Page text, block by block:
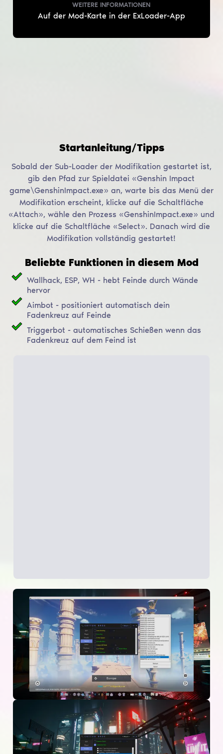
WEITERE INFORMATIONEN
Auf der Mod-Karte in der ExLoader-App
Startanleitung/Tipps
Sobald der Sub-Loader der Modifikation gestartet ist,
gib den Pfad zur Spieldatei «Genshin Impact
game\GenshinImpact.exe» an, warte bis das Menü der
Modifikation erscheint, klicke auf die Schaltfläche
«Attach», wähle den Prozess «GenshinImpact.exe» und
klicke auf die Schaltfläche «Select». Danach wird die
Modifikation vollständig gestartet!
Beliebte Funktionen in diesem Mod
Wallhack, ESP, WH - hebt Feinde durch Wände
hervor
Aimbot - positioniert automatisch dein
Fadenkreuz auf Feinde
Triggerbot - automatisches Schießen wenn das
Fadenkreuz auf dem Feind ist